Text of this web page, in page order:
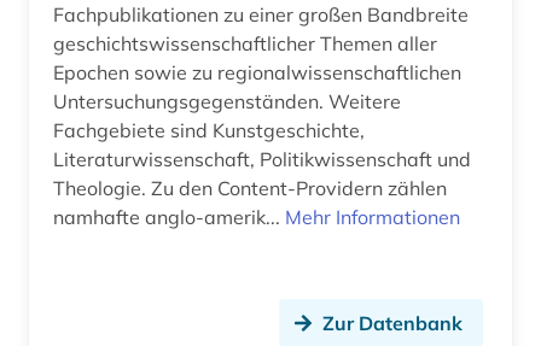
bolivien (2)
book e (1)
bosnien und herzegowina (2)
botanik (2)
branchenberichte (2)
Fachpublikationen zu einer großen Bandbreite
geschichtswissenschaftlicher Themen aller
Epochen sowie zu regionalwissenschaftlichen
Untersuchungsgegenständen. Weitere
Fachgebiete sind Kunstgeschichte,
Literaturwissenschaft, Politikwissenschaft und
Theologie. Zu den Content-Providern zählen
namhafte anglo-amerik... Mehr Informationen
Zur Datenbank